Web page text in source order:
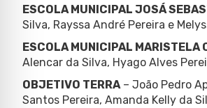
ESCOLA MUNICIPAL JOSÁ
Silva, Rayssa André Pereira e
ESCOLA MUNICIPAL MARISTELA
Alencar da Silva, Hyago Alves
OBJETIVO TERRA– João Pedro
Santos Pereira, Amanda Kelly da